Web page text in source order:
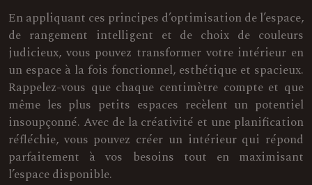
En appliquant ces principes d’optimisation de l’espace,
de rangement intelligent et de choix de couleurs
judicieux, vous pouvez transformer votre intérieur en
un espace à la fois fonctionnel, esthétique et spacieux.
Rappelez-vous que chaque centimètre compte et que
même les plus petits espaces recèlent un potentiel
insoupçonné. Avec de la créativité et une planification
réfléchie, vous pouvez créer un intérieur qui répond
parfaitement à vos besoins tout en maximisant
l’espace disponible.